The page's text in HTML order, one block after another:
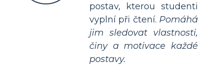
postav, kterou studenti
vyplní při čtení. Pomáhá
jim sledovat vlastnosti,
činy a motivace každé
postavy.